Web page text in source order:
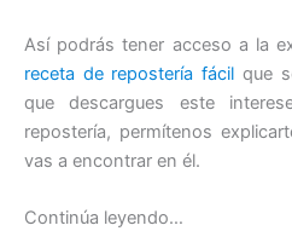
Así podrás tener acceso a la
receta de repostería fácil que
que descargues este
repostería, permítenos
vas a encontrar en él.
Continúa leyendo…